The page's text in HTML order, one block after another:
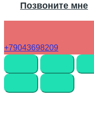
Позвоните мне
+79043698209